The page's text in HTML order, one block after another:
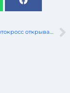
В Несвиже мотокросс открывает сезон!